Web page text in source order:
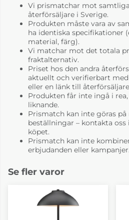
Vi prismatchar mot
återförsäljare i Sverige.
Produkten måste vara av
ha identiska specifikationer
material, färg).
Vi matchar mot det totala
fraktalternativ.
Priset hos den andra
aktuellt och verifierbart
eller en länk till
Produkten får inte ingå i
liknande.
Prismatch kan inte göras på
beställningar – kontakta
köpet.
Prismatch kan inte
erbjudanden eller kampanjer.
Se fler varor